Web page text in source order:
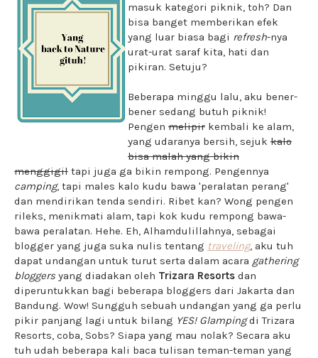
masuk kategori piknik, toh? Dan
bisa banget memberikan efek
yang luar biasa bagi refresh-nya
urat-urat saraf kita, hati dan
pikiran. Setuju?
Beberapa minggu lalu, aku bener-
bener sedang butuh piknik!
Pengen melipir kembali ke alam,
yang udaranya bersih, sejuk kalo
bisa malah yang bikin
menggigil tapi juga ga bikin rempong. Pengennya
camping, tapi males kalo kudu bawa 'peralatan perang'
dan mendirikan tenda sendiri. Ribet kan? Wong pengen
rileks, menikmati alam, tapi kok kudu rempong bawa-
bawa peralatan. Hehe. Eh, Alhamdulillahnya, sebagai
blogger yang juga suka nulis tentang traveling, aku tuh
dapat undangan untuk turut serta dalam acara gathering
bloggers yang diadakan oleh Trizara Resorts dan
diperuntukkan bagi beberapa bloggers dari Jakarta dan
Bandung. Wow! Sungguh sebuah undangan yang ga perlu
pikir panjang lagi untuk bilang YES! Glampingdi Trizara
Resorts, coba, Sobs? Siapa yang mau nolak? Secara aku
tuh udah beberapa kali baca tulisan teman-teman yang